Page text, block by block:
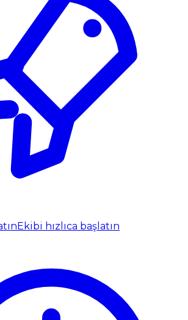
Ekibi hızlıca başlatın